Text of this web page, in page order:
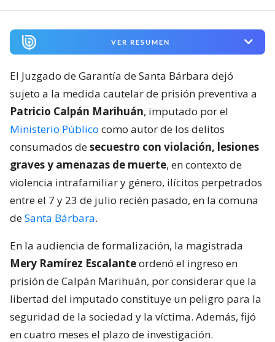
VER RESUMEN
El Juzgado de Garantía de Santa Bárbara dejó
sujeto a la medida cautelar de prisión preventiva a
Patricio Calpán Marihuán, imputado por el
Ministerio Público como autor de los delitos
consumados desecuestro con violación, lesiones
graves y amenazas de muerte, en contexto de
violencia intrafamiliar y género, ilícitos perpetrados
entre el 7 y 23 de julio recién pasado, en la comuna
deSanta Bárbara.
En la audiencia de formalización, la magistrada
Mery Ramírez Escalanteordenó el ingreso en
prisión de Calpán Marihuán, por considerar que la
libertad del imputado constituye un peligro para la
seguridad de la sociedad y la víctima. Además, fijó
en cuatro meses el plazo de investigación.